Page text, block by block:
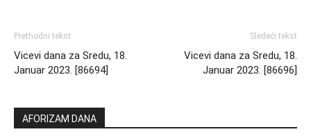
Prethodni tekst
Vicevi dana za Sredu, 18.
Januar 2023. [86694]
Sledeći tekst
Vicevi dana za Sredu, 18.
Januar 2023. [86696]
AFORIZAM DANA